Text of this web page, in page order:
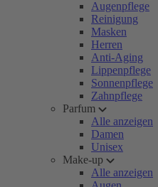
Augenpflege
Reinigung
Masken
Herren
Anti-Aging
Lippenpflege
Sonnenpflege
Zahnpflege
Parfum
Alle anzeigen
Damen
Unisex
Make-up
Alle anzeigen